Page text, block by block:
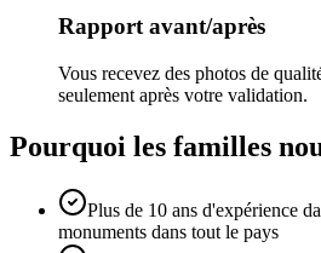
Rapport avant/après
Vous recevez des photos de
seulement après votre validation.
Pourquoi les familles
Plus de 10 ans d'expérience
monuments dans tout le pays